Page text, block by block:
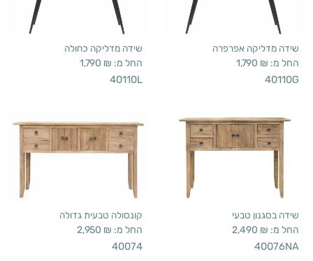
שידה מדליקה אפרפרה
החל מ: 1,790 ₪
40110G
שידה מדליקה כחולה
החל מ: 1,790 ₪
40110L
שידה בסגנון טבעי
החל מ: 2,490 ₪
40076NA
קונסולה טבעית גדולה
החל מ: 2,950 ₪
40074